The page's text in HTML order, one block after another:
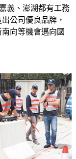
義、澎湖都有工務
公司優良品牌，
向等機會邁向國